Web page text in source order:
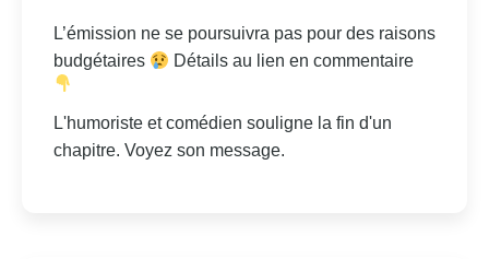
L’émission ne se poursuivra pas pour des raisons
budgétaires
Détails au lien en commentaire
L'humoriste et comédien souligne la fin d'un
chapitre. Voyez son message.